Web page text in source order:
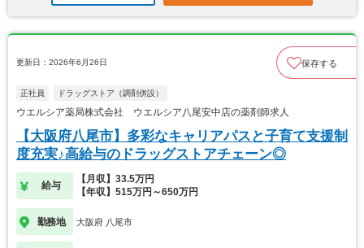
更新日：2026年6月26日 保存する
正社員 ドラッグストア（調剤併設）
ウエルシア薬局株式会社 ウエルシア八尾安中店の薬剤師求人
【大阪府八尾市】多彩なキャリアパスと子育て支援制
度充実♪高給与のドラッグストアチェーン◎
給与
【月収】33.5万円
【年収】515万円～650万円
勤務地 大阪府 八尾市